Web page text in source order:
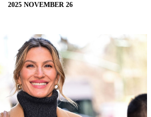
2025 NOVEMBER 26